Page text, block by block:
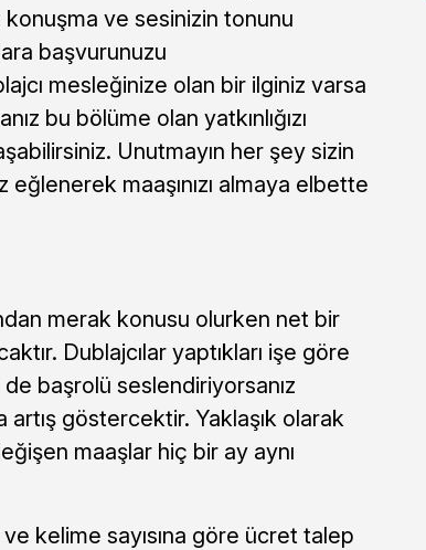
konuşma ve sesinizin tonunu
başvurunuzu
mesleğinize olan bir ilginiz varsa
bu bölüme olan yatkınlığızı
Unutmayın her şey sizin
eğlenerek maaşınızı almaya elbette
merak konusu olurken net bir
Dublajcılar yaptıkları işe göre
de başrolü seslendiriyorsanız
artış göstercektir. Yaklaşık olarak
maaşlar hiç bir ay aynı
kelime sayısına göre ücret talep